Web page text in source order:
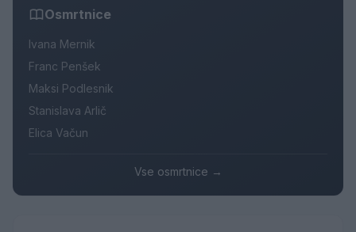
Osmrtnice
Ivana Mernik
Franc Penšek
Maksi Podlesnik
Stanislava Arlič
Elica Vačun
Vse osmrtnice →